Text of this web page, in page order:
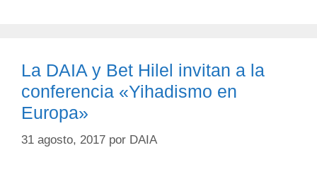
La DAIA y Bet Hilel invitan a la
conferencia «Yihadismo en
Europa»
31 agosto, 2017 por DAIA